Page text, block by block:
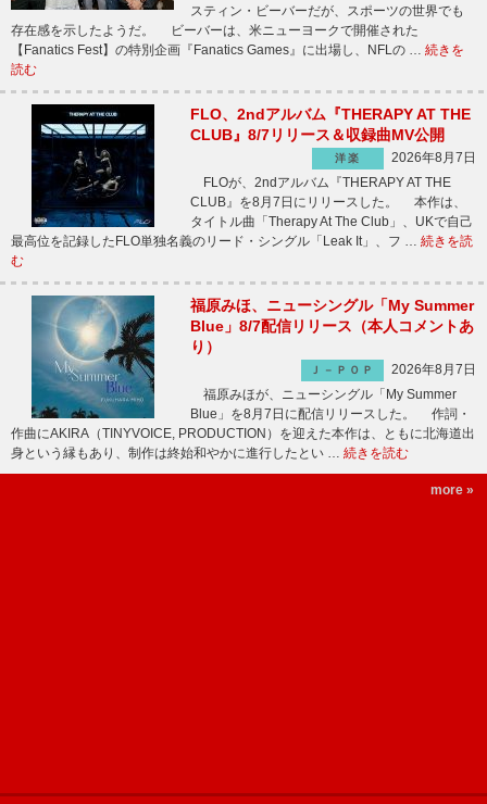
スティン・ビーバーだが、スポーツの世界でも
存在感を示したようだ。 ビーバーは、米ニューヨークで開催された
【Fanatics Fest】の特別企画『Fanatics Games』に出場し、NFLの … 続きを
読む
FLO、2ndアルバム『THERAPY AT THE
CLUB』8/7リリース＆収録曲MV公開
洋楽
2026年8月7日
FLOが、2ndアルバム『THERAPY AT THE
CLUB』を8月7日にリリースした。 本作は、
タイトル曲「Therapy At The Club」、UKで自己
最高位を記録したFLO単独名義のリード・シングル「Leak It」、フ … 続きを読
む
福原みほ、ニューシングル「My Summer
Blue」8/7配信リリース（本人コメントあ
り）
Ｊ－ＰＯＰ
2026年8月7日
福原みほが、ニューシングル「My Summer
Blue」を8月7日に配信リリースした。 作詞・
作曲にAKIRA（TINYVOICE, PRODUCTION）を迎えた本作は、ともに北海道出
身という縁もあり、制作は終始和やかに進行したとい … 続きを読む
more »